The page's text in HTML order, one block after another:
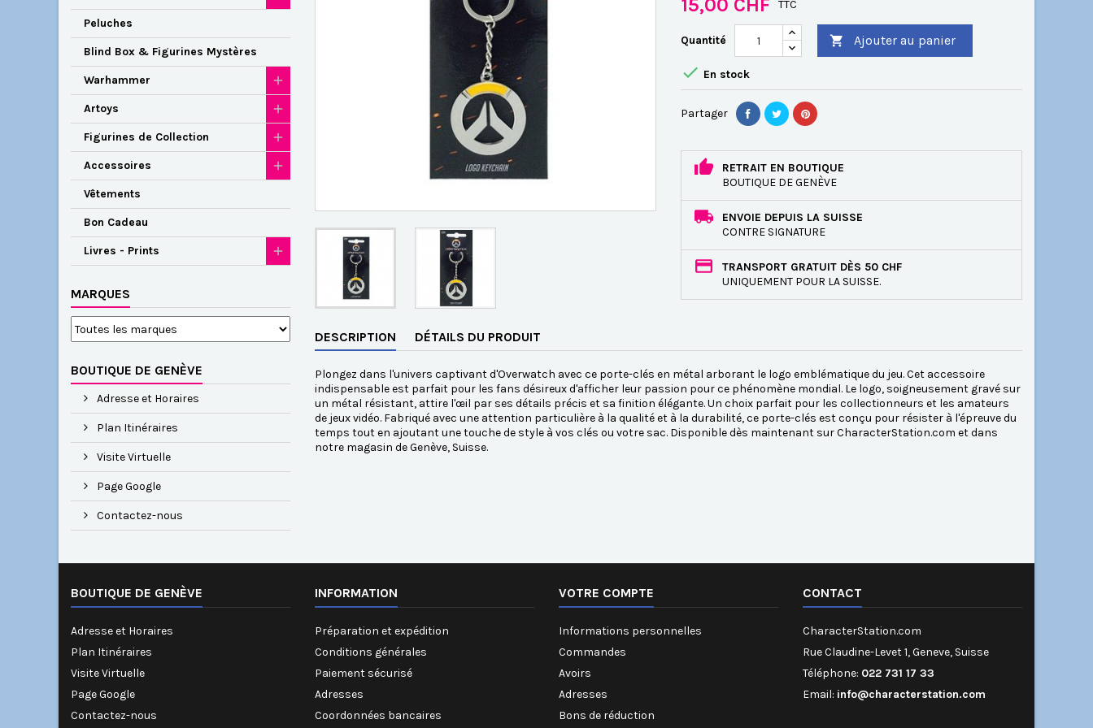
Peluches
Blind Box & Figurines Mystères
Warhammer
Artoys
Figurines de Collection
Accessoires
Vêtements
Bon Cadeau
Livres - Prints
MARQUES
BOUTIQUE DE GENÈVE
Adresse et Horaires
Plan Itinéraires
Visite Virtuelle
Page Google
Contactez-nous
15,00 CHF TTC
Quantité  Ajouter au panier
 En stock
Partager
RETRAIT EN BOUTIQUE
BOUTIQUE DE GENÈVE
ENVOIE DEPUIS LA SUISSE
CONTRE SIGNATURE
TRANSPORT GRATUIT DÈS 50 CHF
UNIQUEMENT POUR LA SUISSE.
DESCRIPTION DÉTAILS DU PRODUIT
Plongez dans l'univers captivant d'Overwatch avec ce porte-clés en métal arborant le logo emblématique du jeu. Cet accessoire
indispensable est parfait pour les fans désireux d'afficher leur passion pour ce phénomène mondial. Le logo, soigneusement gravé sur
un métal résistant, attire l'œil par ses détails précis et sa finition élégante. Un choix parfait pour les collectionneurs et les amateurs
de jeux vidéo. Fabriqué avec une attention particulière à la qualité et à la durabilité, ce porte-clés est conçu pour résister à l'épreuve du
temps tout en ajoutant une touche de style à vos clés ou votre sac. Disponible dès maintenant sur CharacterStation.com et dans
notre magasin de Genève, Suisse.
BOUTIQUE DE GENÈVE
Adresse et Horaires
Plan Itinéraires
Visite Virtuelle
Page Google
Contactez-nous
INFORMATION
Préparation et expédition
Conditions générales
Paiement sécurisé
Adresses
Coordonnées bancaires
VOTRE COMPTE
Informations personnelles
Commandes
Avoirs
Adresses
Bons de réduction
CONTACT
CharacterStation.com
Rue Claudine-Levet 1, Geneve, Suisse
Téléphone: 022 731 17 33
Email: info@characterstation.com